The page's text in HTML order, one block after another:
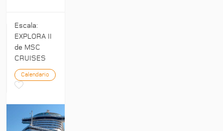
Escala:
EXPLORA II
de MSC
CRUISES
Calendario